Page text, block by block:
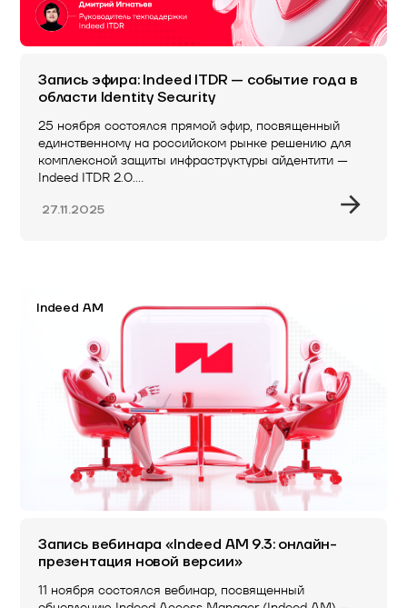
Запись эфира: Indeed ITDR — событие года в
области Identity Security
25 ноября состоялся прямой эфир, посвященный
единственному на российском рынке решению для
комплексной защиты инфраструктуры айдентити —
Indeed ITDR 2.0.…
27.11.2025
Indeed AM
Запись вебинара «Indeed AM 9.3: онлайн-
презентация новой версии»
11 ноября состоялся вебинар, посвященный